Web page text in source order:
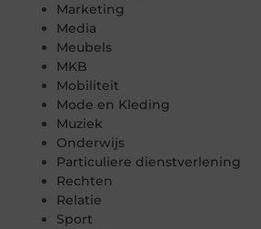
Marketing
Media
Meubels
MKB
Mobiliteit
Mode en Kleding
Muziek
Onderwijs
Particuliere dienstverlening
Rechten
Relatie
Sport